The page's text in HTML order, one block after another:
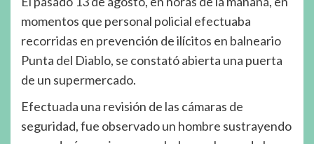
momentos que personal policial efectuaba
recorridas en prevención de ilícitos en balneario
Punta del Diablo, se constató abierta una puerta
de un supermercado.
Efectuada una revisión de las cámaras de
seguridad, fue observado un hombre sustrayendo